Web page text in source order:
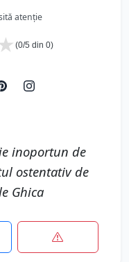
atenție
(0/5 din 0)
inoportun de
ostentativ de
Ghica